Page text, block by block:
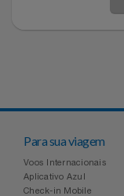
Para sua viagem
Voos Internacionais
Aplicativo Azul
Check-in Mobile